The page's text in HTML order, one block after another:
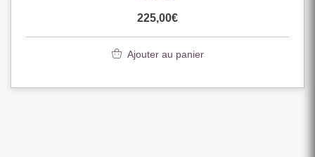
225,00€
Ajouter au panier